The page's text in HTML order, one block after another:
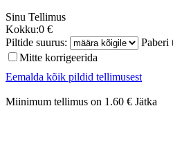
Sinu Tellimus
Kokku:0 €
Piltide suurus:
Paberi
Mitte korrigeerida
Eemalda kõik pildid tellimusest
Miinimum tellimus on 1.60 € Jätka